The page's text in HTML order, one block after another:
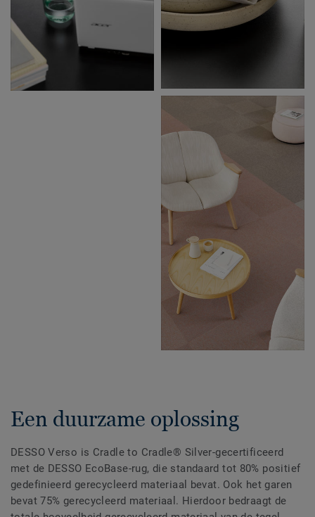
Een duurzame oplossing
DESSO Verso is Cradle to Cradle® Silver-gecertificeerd
met de DESSO EcoBase-rug, die standaard tot 80% positief
gedefinieerd gerecycleerd materiaal bevat. Ook het garen
bevat 75% gerecycleerd materiaal. Hierdoor bedraagt de